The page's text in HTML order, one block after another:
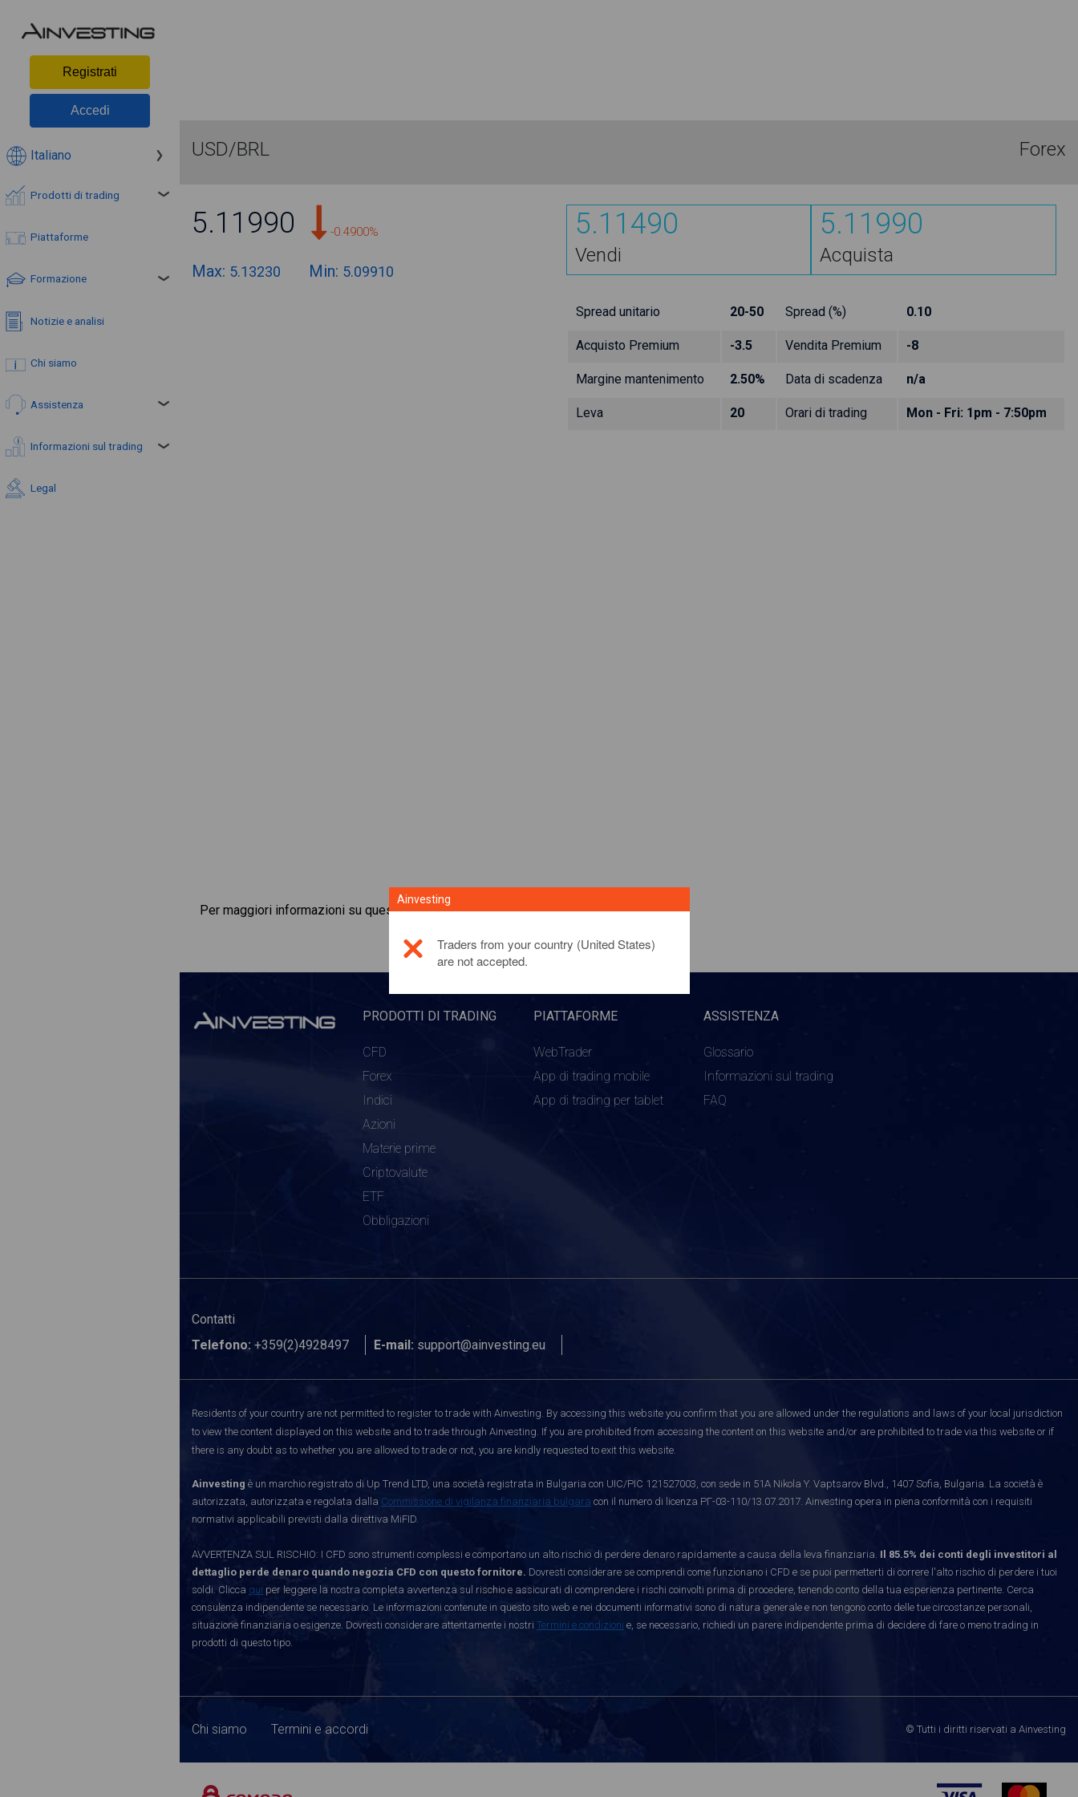
Registrati
Accedi
Italiano
Prodotti di trading
Piattaforme
Formazione
Notizie e analisi
Chi siamo
Assistenza
Informazioni sul trading
Legal
USD/BRL Forex
5.11990 -0.4900%
Max: 5.13230 Min: 5.09910
5.11490
Vendi
5.11990
Acquista
Spread unitario 20-50 Spread (%) 0.10
Acquisto Premium -3.5 Vendita Premium -8
Margine mantenimento 2.50% Data di scadenza n/a
Leva 20 Orari di trading Mon - Fri: 1pm - 7:50pm
Per maggiori informazioni su questo prodotto di investimento,fai clic qui
PRODOTTI DI TRADING
CFD
Forex
Indici
Azioni
Materie prime
Criptovalute
ETF
Obbligazioni
PIATTAFORME
WebTrader
App di trading mobile
App di trading per tablet
ASSISTENZA
Glossario
Informazioni sul trading
FAQ
Contatti
Telefono: +359(2)4928497 E-mail: support@ainvesting.eu
Residents of your country are not permitted to register to trade with Ainvesting. By accessing this website you confirm that you are allowed under the regulations and laws of your local jurisdiction
to view the content displayed on this website and to trade through Ainvesting. If you are prohibited from accessing the content on this website and/or are prohibited to trade via this website or if
there is any doubt as to whether you are allowed to trade or not, you are kindly requested to exit this website.
Ainvesting è un marchio registrato di Up Trend LTD, una società registrata in Bulgaria con UIC/PIC 121527003, con sede in 51A Nikola Y. Vaptsarov Blvd., 1407 Sofia, Bulgaria. La società è
autorizzata, autorizzata e regolata dalla Commissione di vigilanza finanziaria bulgara con il numero di licenza РГ-03-110/13.07.2017. Ainvesting opera in piena conformità con i requisiti
normativi applicabili previsti dalla direttiva MiFID.
AVVERTENZA SUL RISCHIO: I CFD sono strumenti complessi e comportano un alto rischio di perdere denaro rapidamente a causa della leva finanziaria. Il 85.5% dei conti degli investitori al
dettaglio perde denaro quando negozia CFD con questo fornitore. Dovresti considerare se comprendi come funzionano i CFD e se puoi permetterti di correre l'alto rischio di perdere i tuoi
soldi. Clicca qui per leggere la nostra completa avvertenza sul rischio e assicurati di comprendere i rischi coinvolti prima di procedere, tenendo conto della tua esperienza pertinente. Cerca
consulenza indipendente se necessario. Le informazioni contenute in questo sito web e nei documenti informativi sono di natura generale e non tengono conto delle tue circostanze personali,
situazione finanziaria o esigenze. Dovresti considerare attentamente i nostri Termini e condizioni e, se necessario, richiedi un parere indipendente prima di decidere di fare o meno trading in
prodotti di questo tipo.
Chi siamo Termini e accordi © Tutti i diritti riservati a Ainvesting
Ainvesting
Traders from your country (United States)
are not accepted.